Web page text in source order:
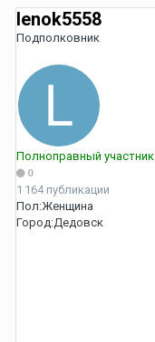
lenok5558
Подполковник
Полноправный участник
0
1 164 публикации
Пол:Женщина
Город:Дедовск